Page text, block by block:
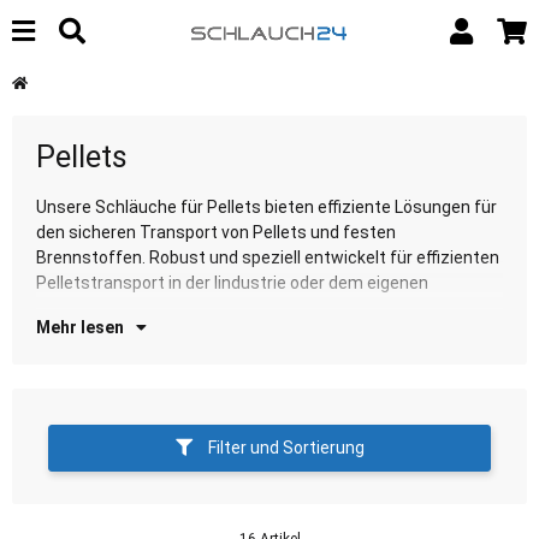
Pellets
Unsere Schläuche für Pellets bieten effiziente Lösungen für
den sicheren Transport von Pellets und festen
Brennstoffen. Robust und speziell entwickelt für effizienten
Pelletstransport in der Iindustrie oder dem eigenen
Zuhause. Entdecken Sie unsere Auswahl für zuverlässige
Mehr lesen
Filter und Sortierung